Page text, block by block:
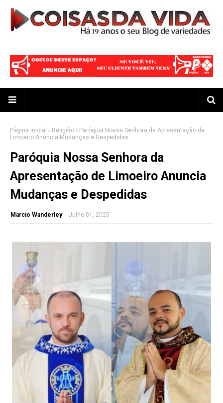
Página inicial Religião
Paróquia Nossa Senhora da Apresentação de
Limoeiro Anuncia Mudanças e Despedidas
Paróquia Nossa Senhora da
Apresentação de Limoeiro Anuncia
Mudanças e Despedidas
Marcio Wanderley - Julho 01, 2025